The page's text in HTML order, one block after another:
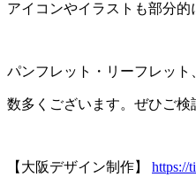
アイコンやイラストも部分的
パンフレット・リーフレッ
数多くございます。ぜひご検
【大阪デザイン制作】 https://